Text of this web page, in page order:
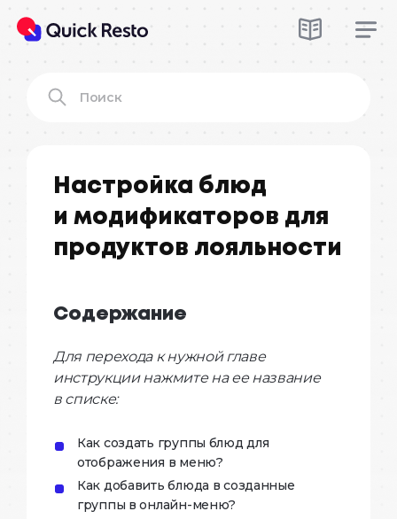
Настройка блюд
и модификаторов для
продуктов лояльности
Содержание
Для перехода к нужной главе
инструкции нажмите на ее название
в списке:
Как создать группы блюд для
отображения в меню?
Как добавить блюда в созданные
группы в онлайн-меню?